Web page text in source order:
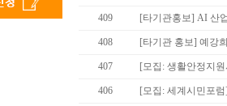
409 [타기관홍보] AI 산
408 [타기관 홍보] 예강
407 [모집: 생활안정지
406 [모집: 세계시민포